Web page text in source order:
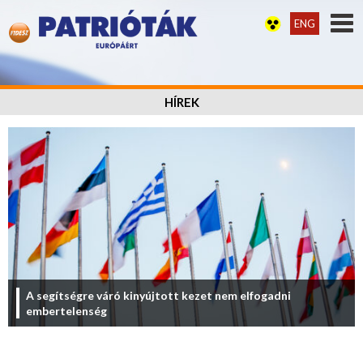
ENG
HÍREK
A segítségre váró kinyújtott kezet nem elfogadni
embertelenség